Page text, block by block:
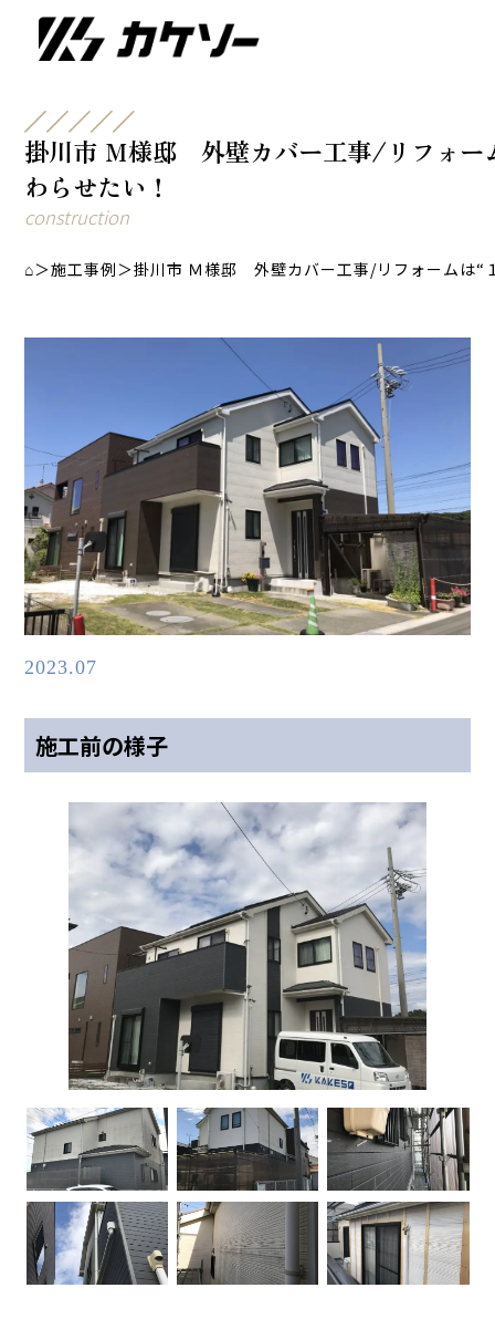
掛川市 Ｍ様邸 外壁カバー工事/リフォー
わらせたい！
construction
⌂＞施工事例 ＞掛川市 Ｍ様邸 外壁カバー工事/リフォームは“
2023.07
施工前の様子